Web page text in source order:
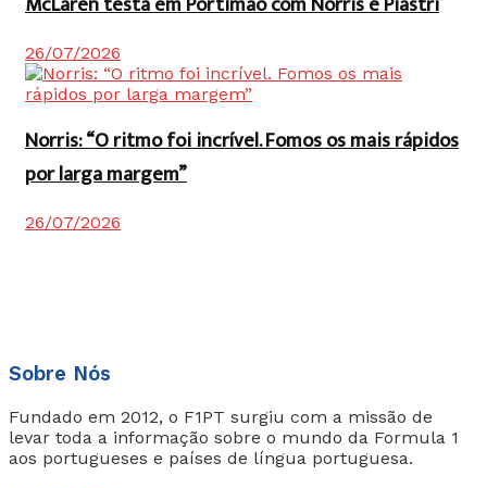
26/07/2026
Norris: “O ritmo foi incrível. Fomos os mais rápidos
por larga margem”
26/07/2026
Sobre Nós
Fundado em 2012, o F1PT surgiu com a missão de
levar toda a informação sobre o mundo da Formula 1
aos portugueses e países de língua portuguesa.